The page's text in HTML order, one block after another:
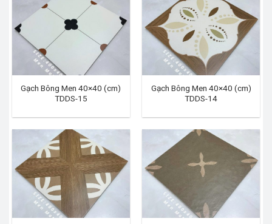
Gạch Bông Men 40×40 (cm)
TDDS-15
Gạch Bông Men 40×40 (cm)
TDDS-14